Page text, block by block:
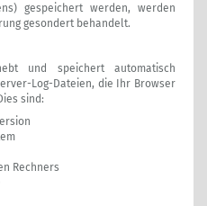
gespeichert werden, werden
gesondert behandelt.
und speichert automatisch
Log-Dateien, die Ihr Browser
sind:
Rechners